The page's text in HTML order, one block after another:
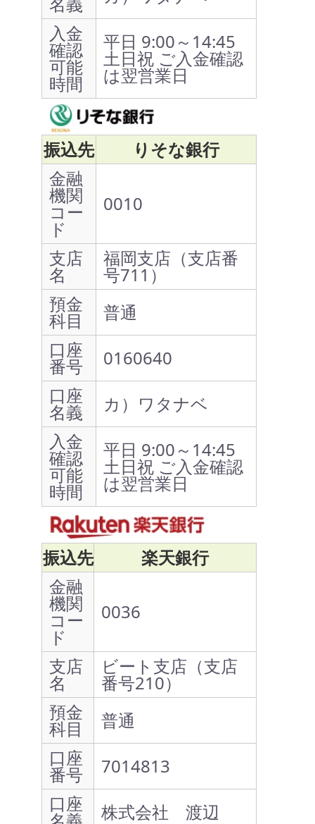
入金
確認
可能
時間
平日 9:00～14:45
土日祝 ご入金確認
は翌営業日
振込先
りそな銀行
金融
機関
コー
ド
0010
支店
名
福岡支店（支店番
号711）
預金
科目
普通
口座
番号
0160640
口座
名義
カ）ワタナベ
入金
確認
可能
時間
平日 9:00～14:45
土日祝 ご入金確認
は翌営業日
振込先
楽天銀行
金融
機関
コー
ド
0036
支店
名
ビート支店（支店
番号210）
預金
科目
普通
口座
番号
7014813
口座
株式会社 渡辺